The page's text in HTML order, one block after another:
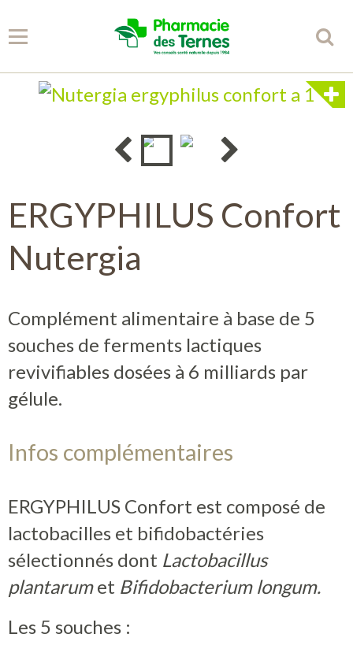
Panier 0
Votre compte
Spécificités
Conseils
Partenaires
Librairie
Contact
ERGYPHILUS Confort
Nutergia
Complément alimentaire à base de 5
souches de ferments lactiques
revivifiables dosées à 6 milliards par
gélule.
Infos complémentaires
ERGYPHILUS Confort est composé de
lactobacilles et bifidobactéries
sélectionnés dont Lactobacillus
plantarumet Bifidobacterium longum.
Les 5 souches :